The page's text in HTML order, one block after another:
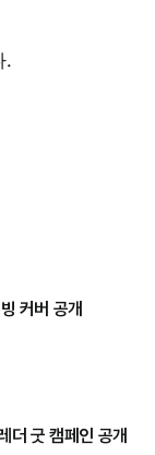
.
커버 공개
더 굿 캠페인 공개